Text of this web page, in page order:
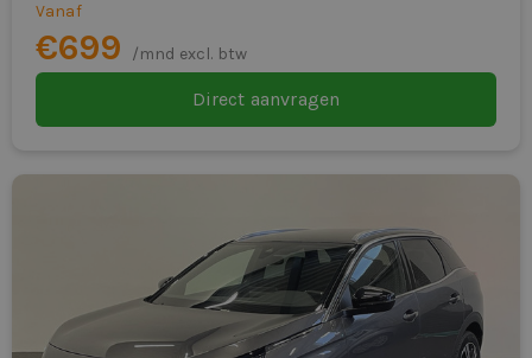
multimedia-voorbereiding
regensensor
rijstrooksensor met correctie
Vanaf
€699 /mnd excl. btw
Direct aanvragen